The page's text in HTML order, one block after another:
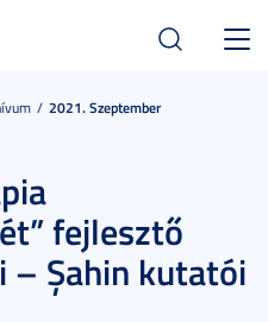
2021. Szeptember
fejlesztő
– Şahin kutatói